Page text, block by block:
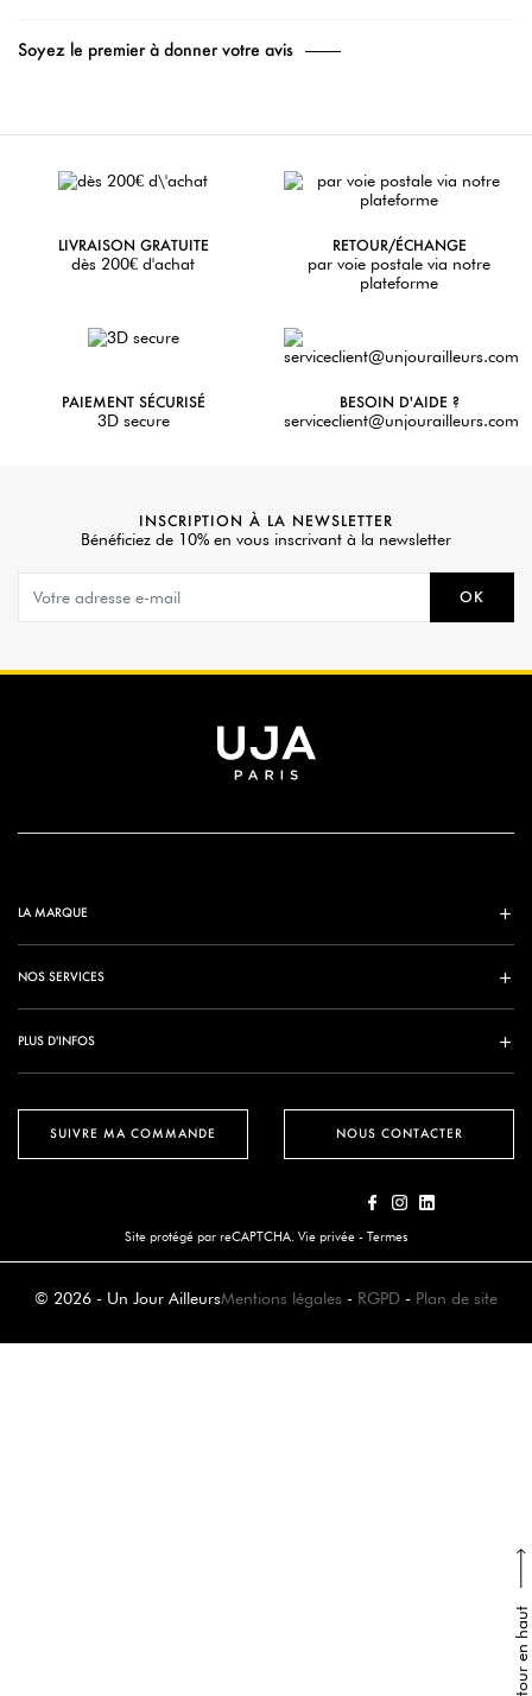
Retour en haut
Soyez le premier à donner votre avis
LIVRAISON GRATUITE
dès 200€ d'achat
RETOUR/ÉCHANGE
par voie postale via notre
plateforme
PAIEMENT SÉCURISÉ
3D secure
BESOIN D'AIDE ?
serviceclient@unjourailleurs.com
INSCRIPTION À LA NEWSLETTER
Bénéficiez de 10% en vous inscrivant à la newsletter
OK
SUIVRE MA COMMANDE
LA MARQUE
NOS SERVICES
PLUS D'INFOS
NOUS CONTACTER
Site protégé par reCAPTCHA. Vie privée - Termes
© 2026 - Un Jour AilleursMentions légales - RGPD - Plan de site